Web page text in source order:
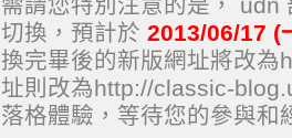
切換，預計於 2013/06/17 (
換完畢後的新版網址將改
址則改為http://classic-
落格體驗，等待您的參與和